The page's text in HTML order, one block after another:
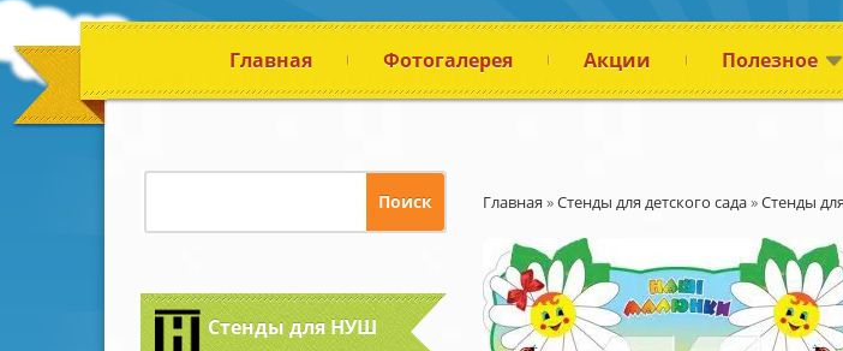
Главная Фотогалерея Акции Полезное
Стенды для НУШ
Главная »Стенды для детского сада»Стенды